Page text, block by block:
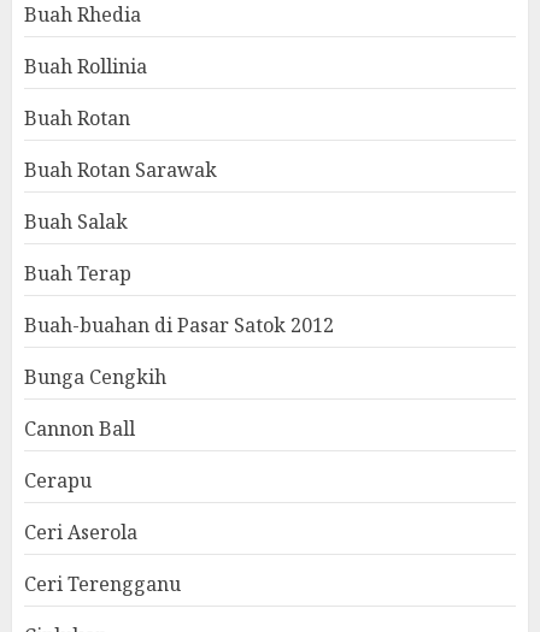
Buah Rhedia
Buah Rollinia
Buah Rotan
Buah Rotan Sarawak
Buah Salak
Buah Terap
Buah-buahan di Pasar Satok 2012
Bunga Cengkih
Cannon Ball
Cerapu
Ceri Aserola
Ceri Terengganu